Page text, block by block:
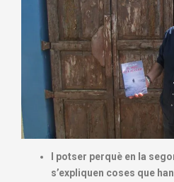
I potser perquè en la
s’expliquen coses que